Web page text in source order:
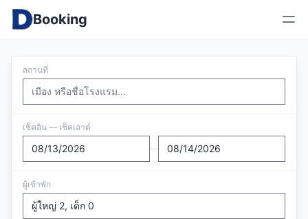
Booking
สถานที่
เช็คอิน — เช็คเอาต์
—
ผู้เข้าพัก